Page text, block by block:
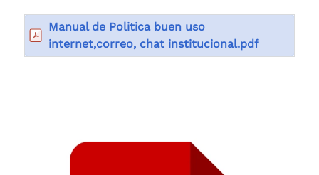
Manual de Politica buen uso
internet,correo, chat institucional.pdf